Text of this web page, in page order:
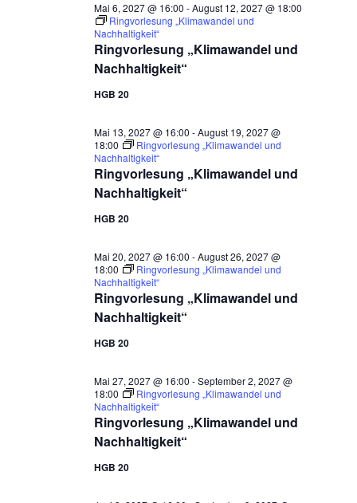
Ringvorlesung „Klimawandel und
Nachhaltigkeit“
Mai 6, 2027 @ 16:00 -August 12, 2027 @ 18:00
Ringvorlesung „Klimawandel und
Nachhaltigkeit“
HGB 20
Ringvorlesung „Klimawandel und
Nachhaltigkeit“
Mai 13, 2027 @ 16:00 -August 19, 2027 @
18:00
Ringvorlesung „Klimawandel und
Nachhaltigkeit“
HGB 20
Ringvorlesung „Klimawandel und
Nachhaltigkeit“
Mai 20, 2027 @ 16:00 -August 26, 2027 @
18:00
Ringvorlesung „Klimawandel und
Nachhaltigkeit“
HGB 20
Ringvorlesung „Klimawandel und
Nachhaltigkeit“
Mai 27, 2027 @ 16:00 -September 2, 2027 @
18:00
Ringvorlesung „Klimawandel und
Nachhaltigkeit“
HGB 20